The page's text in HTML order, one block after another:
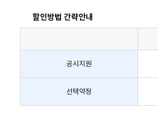
할인방법 간략안내
인
방
략
공시지원
선택약정